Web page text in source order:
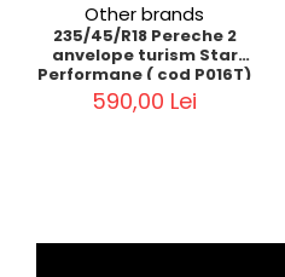
Other brands
235/45/R18 Pereche 2
anvelope turism Star
Performane ( cod P016T)
590,00 Lei